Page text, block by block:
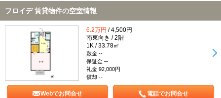
フロイデ 賃貸物件の空室情報
6.2万円 / 4,500円
南東向き / 2階
1K / 33.78㎡
敷金 --
保証金 --
礼金 92,000円
償却 --
Webでお問合せ 電話でお問合せ